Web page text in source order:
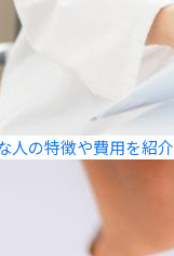
人の特徴や費用を紹介